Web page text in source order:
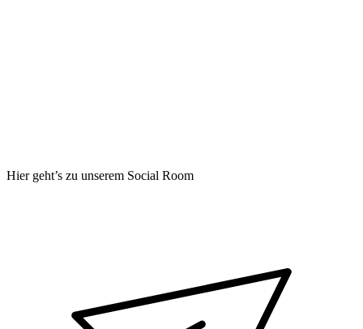
Hier geht’s zu unserem Social Room